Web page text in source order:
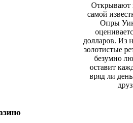
Открывают
самой
Опры
долларов. Из
золотистые
безумно
оставит
вряд ли